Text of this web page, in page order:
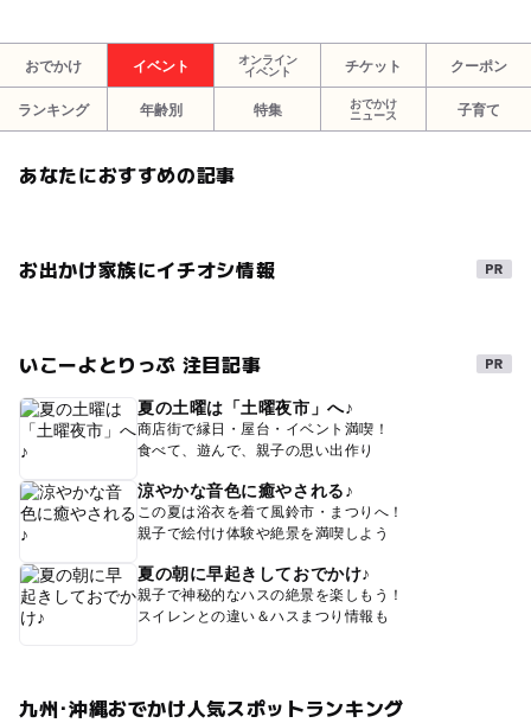
おでかけ イベント
オンライン
イベント
チケット クーポン
ランキング 年齢別 特集
おでかけ
ニュース
子育て
あなたにおすすめの記事
お出かけ家族にイチオシ情報
いこーよとりっぷ 注目記事
夏の土曜は「土曜夜市」へ♪
商店街で縁日・屋台・イベント満喫！
食べて、遊んで、親子の思い出作り
涼やかな音色に癒やされる♪
この夏は浴衣を着て風鈴市・まつりへ！
親子で絵付け体験や絶景を満喫しよう
夏の朝に早起きしておでかけ♪
親子で神秘的なハスの絶景を楽しもう！
スイレンとの違い＆ハスまつり情報も
九州･沖縄おでかけ人気スポットランキング